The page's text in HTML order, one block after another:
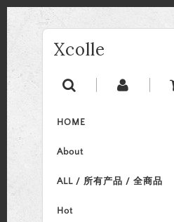
Xcolle
HOME
About
ALL / 所有产品 / 全商品
Hot